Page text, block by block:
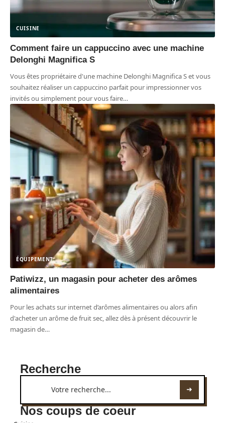
CUISINE
Comment faire un cappuccino avec une machine
Delonghi Magnifica S
Vous êtes propriétaire d'une machine Delonghi Magnifica S et vous
souhaitez réaliser un cappuccino parfait pour impressionner vos
invités ou simplement pour vous faire…
ÉQUIPEMENT
Patiwizz, un magasin pour acheter des arômes
alimentaires
Pour les achats sur internet d’arômes alimentaires ou alors afin
d'acheter un arôme de fruit sec, allez dès à présent découvrir le
magasin de…
Recherche
Nos coups de coeur